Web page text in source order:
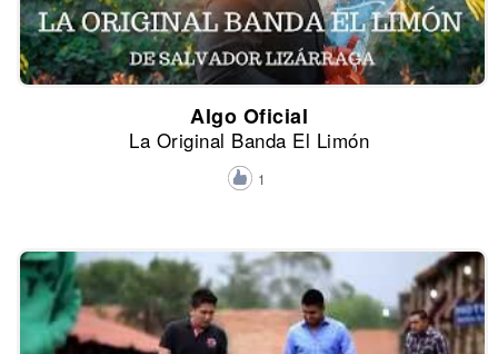
Algo Oficial
La Original Banda El Limón
1